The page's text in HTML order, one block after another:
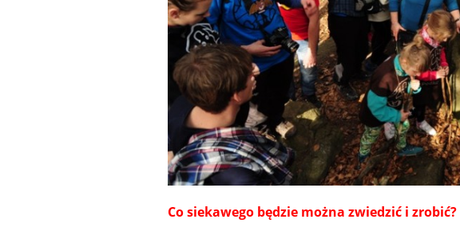
Co siekawego będzie można zwiedzić i zrobić?